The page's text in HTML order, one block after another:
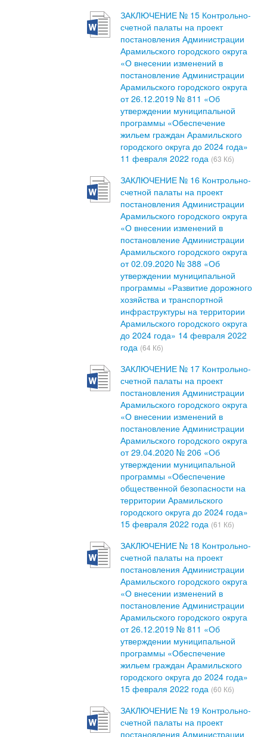
ЗАКЛЮЧЕНИЕ № 15 Контрольно-
счетной палаты на проект
постановления Администрации
Арамильского городского округа
«О внесении изменений в
постановление Администрации
Арамильского городского округа
от 26.12.2019 № 811 «Об
утверждении муниципальной
программы «Обеспечение
жильем граждан Арамильского
городского округа до 2024 года»
11 февраля 2022 года (63 Кб)
ЗАКЛЮЧЕНИЕ № 16 Контрольно-
счетной палаты на проект
постановления Администрации
Арамильского городского округа
«О внесении изменений в
постановление Администрации
Арамильского городского округа
от 02.09.2020 № 388 «Об
утверждении муниципальной
программы «Развитие дорожного
хозяйства и транспортной
инфраструктуры на территории
Арамильского городского округа
до 2024 года» 14 февраля 2022
года (64 Кб)
ЗАКЛЮЧЕНИЕ № 17 Контрольно-
счетной палаты на проект
постановления Администрации
Арамильского городского округа
«О внесении изменений в
постановление Администрации
Арамильского городского округа
от 29.04.2020 № 206 «Об
утверждении муниципальной
программы «Обеспечение
общественной безопасности на
территории Арамильского
городского округа до 2024 года»
15 февраля 2022 года (61 Кб)
ЗАКЛЮЧЕНИЕ № 18 Контрольно-
счетной палаты на проект
постановления Администрации
Арамильского городского округа
«О внесении изменений в
постановление Администрации
Арамильского городского округа
от 26.12.2019 № 811 «Об
утверждении муниципальной
программы «Обеспечение
жильем граждан Арамильского
городского округа до 2024 года»
15 февраля 2022 года (60 Кб)
ЗАКЛЮЧЕНИЕ № 19 Контрольно-
счетной палаты на проект
постановления Администрации